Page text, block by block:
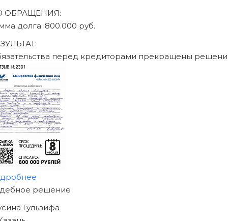
ОБРАЩЕНИЯ:
долга: 470.000 руб.
перед кредиторами прекращены
ИЗБАВЛЯТЬСЯ
ДОЛГОВ
СЕГОДНЯ!